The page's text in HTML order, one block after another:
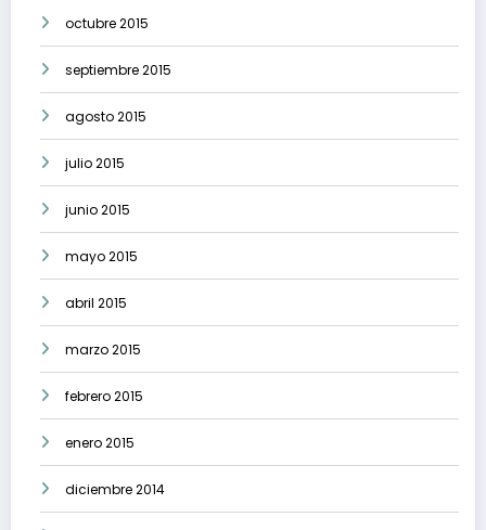
octubre 2015
septiembre 2015
agosto 2015
julio 2015
junio 2015
mayo 2015
abril 2015
marzo 2015
febrero 2015
enero 2015
diciembre 2014